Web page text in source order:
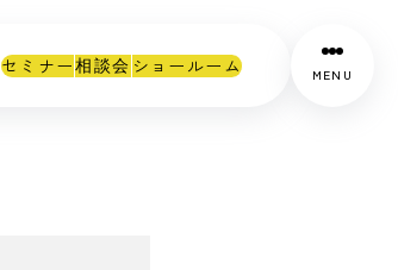
セミナー 相談会 ショールーム MENU